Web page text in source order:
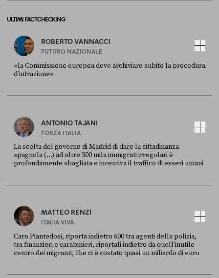
ULTIMI FACT-CHECKING
ROBERTO VANNACCI
FUTURO NAZIONALE
«la Commissione europea deve archiviare subito la procedura
d’infrazione»
ANTONIO TAJANI
FORZA ITALIA
La scelta del governo di Madrid di dare la cittadinanza
spagnola (...) ad oltre 500 mila immigrati irregolari è
profondamente sbagliata e incentiva il traffico di esseri umani
MATTEO RENZI
ITALIA VIVA
Caro Piantedosi, riporta indietro 600 tra agenti della polizia,
tra finanzieri e carabinieri, riportali indietro da quell’inutile
centro dei migranti, che ci è costato quasi un miliardo di euro